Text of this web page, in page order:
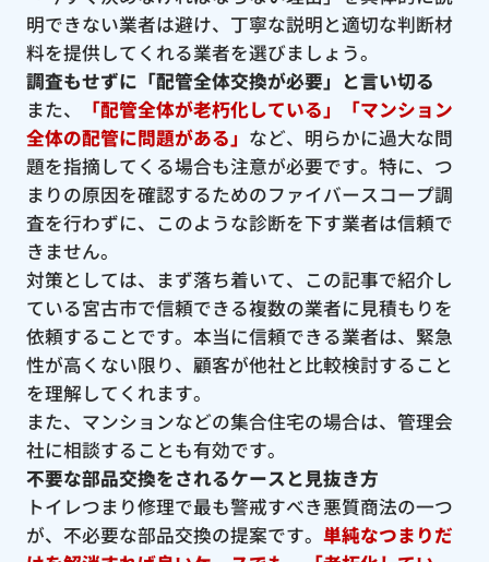
明できない業者は避け、丁寧な説明と適切な判断材
料を提供してくれる業者を選びましょう。
調査もせずに「配管全体交換が必要」と言い切る
また、
「配管全体が老朽化している」「マンション
全体の配管に問題がある」 など、明らかに過大な問
題を指摘してくる場合も注意が必要です。特に、つ
まりの原因を確認するためのファイバースコープ調
査を行わずに、このような診断を下す業者は信頼で
きません。
対策としては、まず落ち着いて、この記事で紹介し
ている宮古市で信頼できる複数の業者に見積もりを
依頼することです。本当に信頼できる業者は、緊急
性が高くない限り、顧客が他社と比較検討すること
を理解してくれます。
また、マンションなどの集合住宅の場合は、管理会
社に相談することも有効です。
不要な部品交換をされるケースと見抜き方
トイレつまり修理で最も警戒すべき悪質商法の一つ
が、不必要な部品交換の提案です。 単純なつまりだ